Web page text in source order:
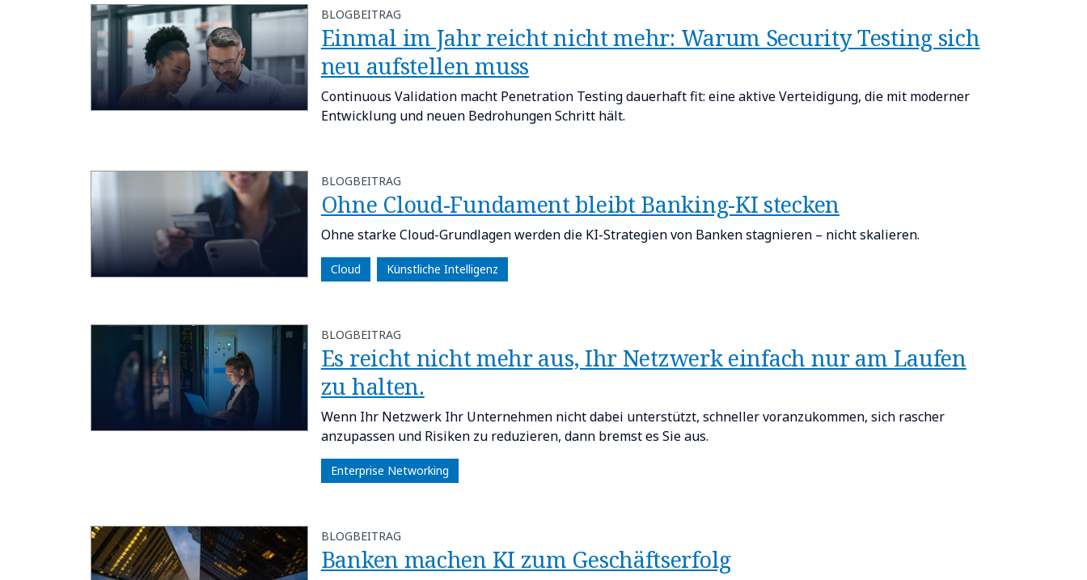
BLOGBEITRAG
​​Einmal im Jahr reicht nicht mehr: Warum Security Testing sich
neu aufstellen muss​
Continuous Validation macht Penetration Testing dauerhaft fit: eine aktive Verteidigung, die mit moderner
Entwicklung und neuen Bedrohungen Schritt hält.
BLOGBEITRAG
Ohne Cloud-Fundament bleibt Banking-KI stecken
Ohne starke Cloud-Grundlagen werden die KI-Strategien von Banken stagnieren – nicht skalieren.
Cloud Künstliche Intelligenz
BLOGBEITRAG
​​Es reicht nicht mehr aus, Ihr Netzwerk einfach nur am Laufen
zu halten.​
Wenn Ihr Netzwerk Ihr Unternehmen nicht dabei unterstützt, schneller voranzukommen, sich rascher
anzupassen und Risiken zu reduzieren, dann bremst es Sie aus.
Enterprise Networking
BLOGBEITRAG
​​Banken machen KI zum Geschäftserfolg​